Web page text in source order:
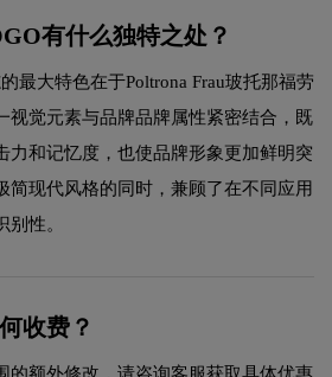
有什么独特之处？
最大特色在于Poltrona Frau玻托那福劳
视觉元素与品牌品牌属性紧密结合，既
力和记忆度，也使品牌形象更加鲜明突
简现代风格的同时，兼顾了在不同应用
性。
收费？
的额外修改，请咨询客服获取具体优惠